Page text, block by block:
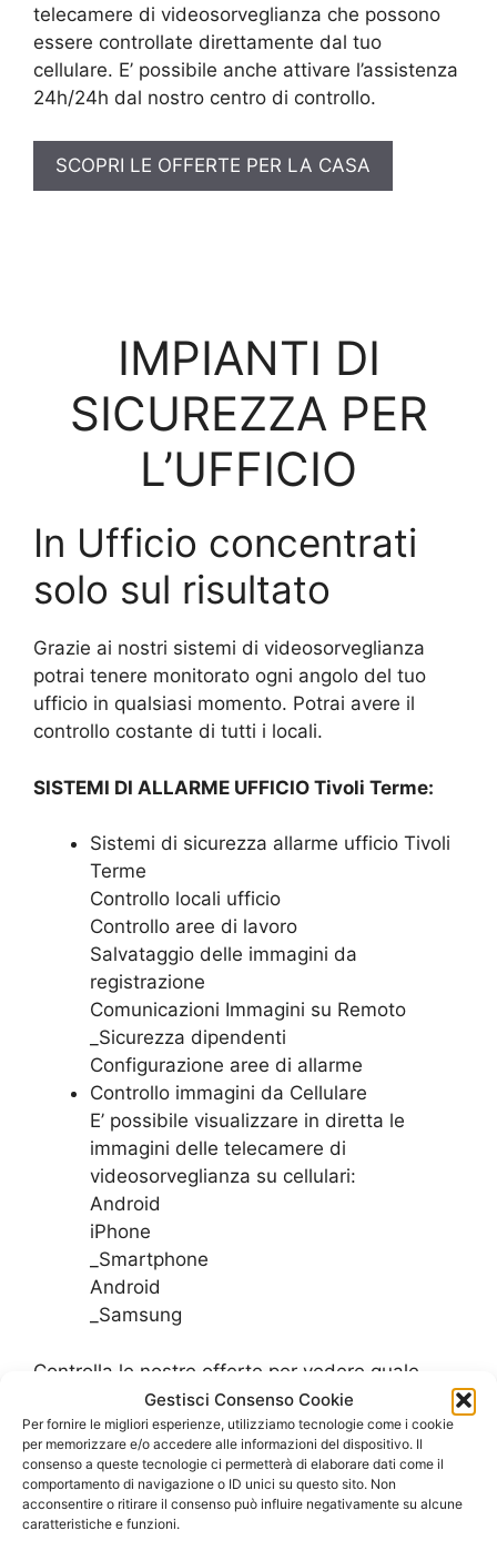
Gestisci Consenso Cookie
Per fornire le migliori esperienze, utilizziamo tecnologie come i cookie
per memorizzare e/o accedere alle informazioni del dispositivo. Il
consenso a queste tecnologie ci permetterà di elaborare dati come il
comportamento di navigazione o ID unici su questo sito. Non
acconsentire o ritirare il consenso può influire negativamente su alcune
caratteristiche e funzioni.
telecamere di videosorveglianza che possono
essere controllate direttamente dal tuo
cellulare. E’ possibile anche attivare l’assistenza
24h/24h dal nostro centro di controllo.
SCOPRI LE OFFERTE PER LA CASA
IMPIANTI DI
SICUREZZA PER
L’UFFICIO
In Ufficio concentrati
solo sul risultato
Grazie ai nostri sistemi di videosorveglianza
potrai tenere monitorato ogni angolo del tuo
ufficio in qualsiasi momento. Potrai avere il
controllo costante di tutti i locali.
SISTEMI DI ALLARME UFFICIO Tivoli Terme:
Sistemi di sicurezza allarme ufficio Tivoli
Terme
Controllo locali ufficio
Controllo aree di lavoro
Salvataggio delle immagini da
registrazione
Comunicazioni Immagini su Remoto
_Sicurezza dipendenti
Configurazione aree di allarme
Controllo immagini da Cellulare
E’ possibile visualizzare in diretta le
immagini delle telecamere di
videosorveglianza su cellulari:
Android
iPhone
_Smartphone
Android
_Samsung
Controlla le nostre offerte per vedere quale
piano tarriffario di adatta meglio alle esigenze
del tuo ufficio
SCOPRI LE OFFERTE PER L’UFFICIO